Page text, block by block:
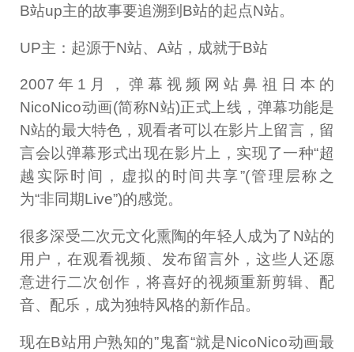
B站up主的故事要追溯到B站的起点N站。
UP主：起源于N站、A站，成就于B站
2007年1月，弹幕视频网站鼻祖日本的
NicoNico动画(简称N站)正式上线，弹幕功能是
N站的最大特色，观看者可以在影片上留言，留
言会以弹幕形式出现在影片上，实现了一种“超
越实际时间，虚拟的时间共享”(管理层称之
为“非同期Live”)的感觉。
很多深受二次元文化熏陶的年轻人成为了N站的
用户，在观看视频、发布留言外，这些人还愿
意进行二次创作，将喜好的视频重新剪辑、配
音、配乐，成为独特风格的新作品。
现在B站用户熟知的”鬼畜“就是NicoNico动画最